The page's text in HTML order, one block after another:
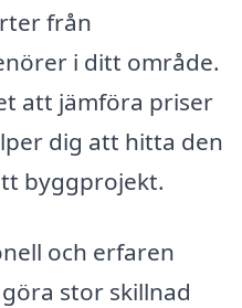
från
i ditt område.
att jämföra priser
dig att hitta den
byggprojekt.
och erfaren
stor skillnad